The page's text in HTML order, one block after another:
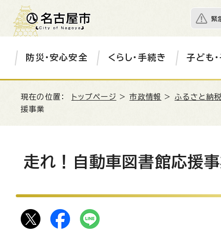
緊
防災・安心安全 くらし・手続き 子ども
現在の位置： トップページ >市政情報 > ふるさと納
援事業
走れ！自動車図書館応援